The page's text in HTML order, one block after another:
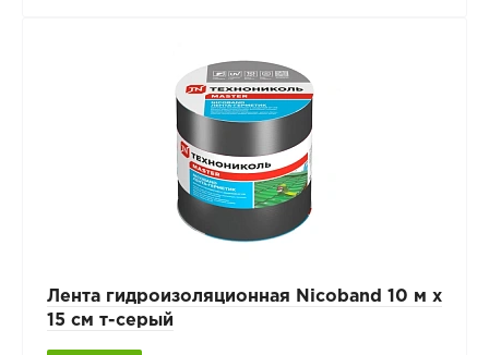
Лента гидроизоляционная Nicoband 10 м х
15 см т-серый